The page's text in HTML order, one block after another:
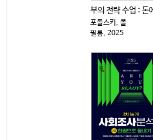
포돌스키, 폴
필름, 2025